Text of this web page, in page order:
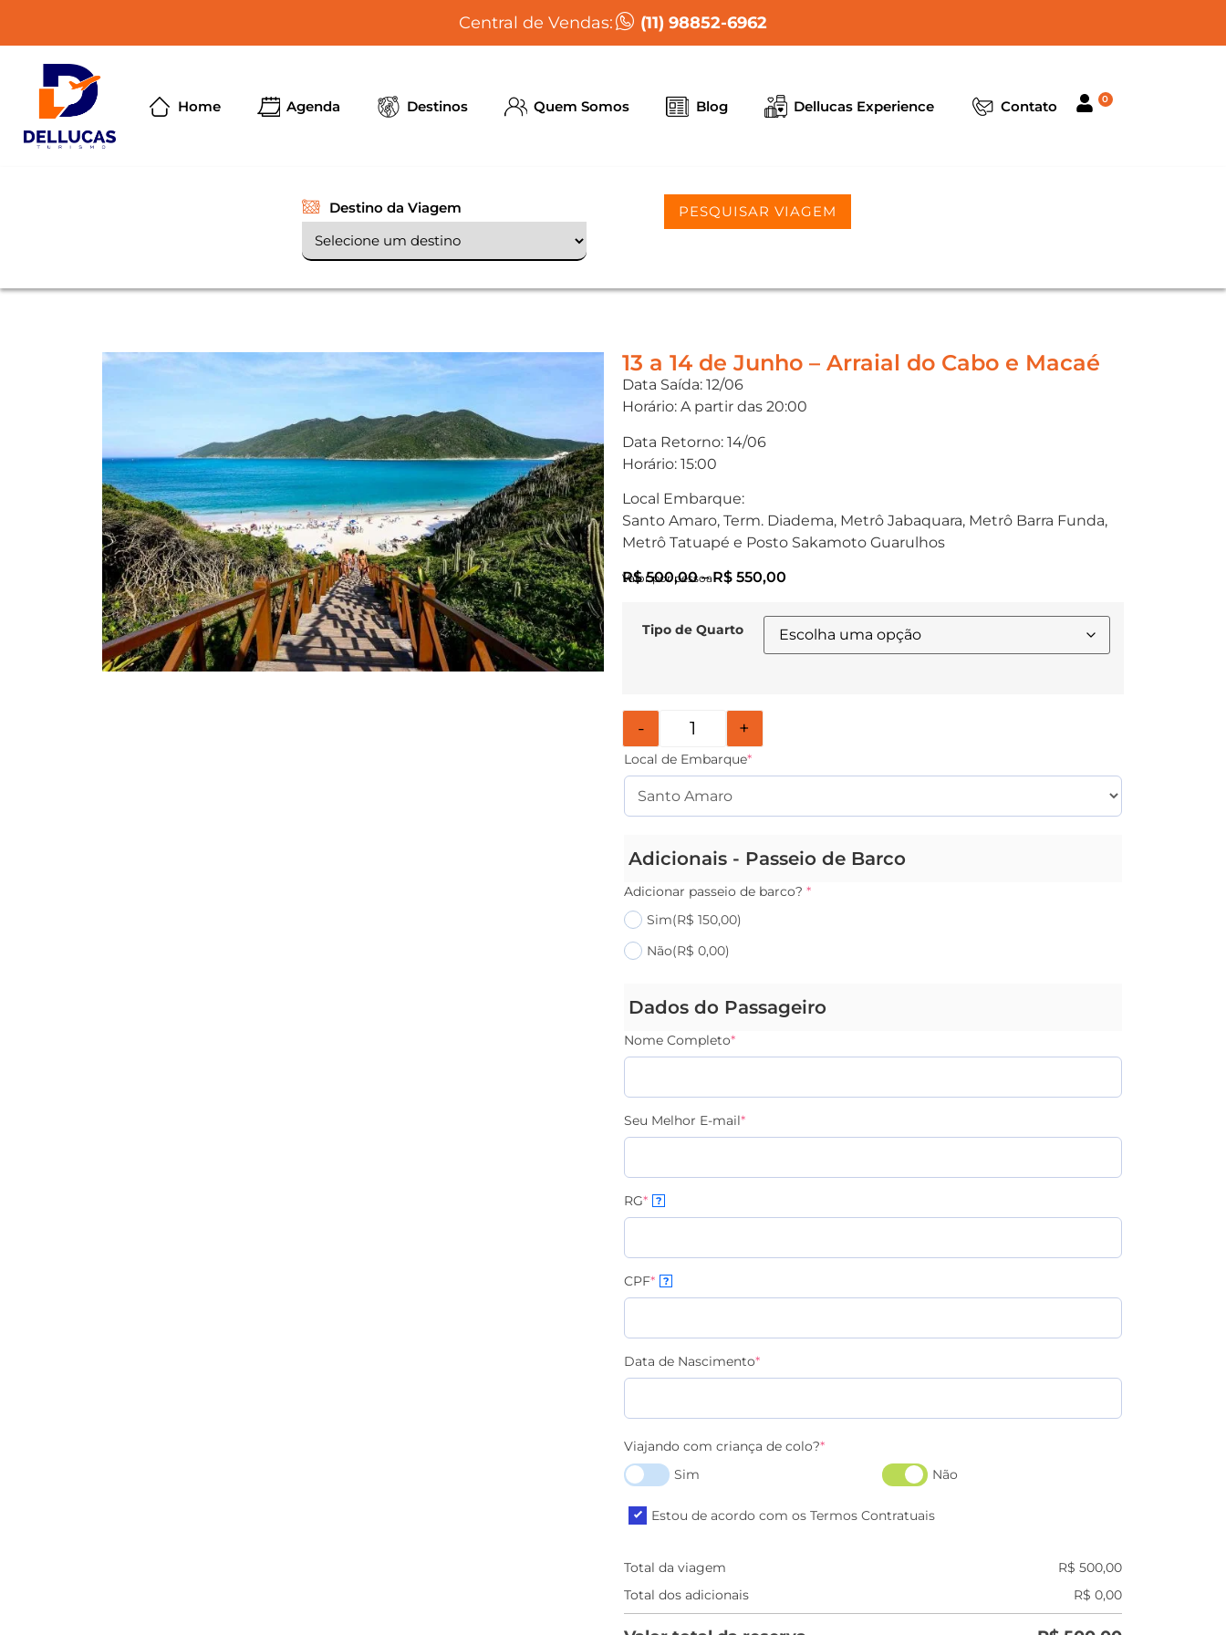
Central de Vendas: (11) 98852-6962
Home Agenda Destinos Quem Somos Blog Dellucas Experience Contato 0
Destino da Viagem PESQUISAR VIAGEM
13 a 14 de Junho – Arraial do Cabo e Macaé
Data Saída: 12/06
Horário: A partir das 20:00
Data Retorno: 14/06
Horário: 15:00
Local Embarque:
Santo Amaro, Term. Diadema, Metrô Jabaquara, Metrô Barra Funda,
Metrô Tatuapé e Posto Sakamoto Guarulhos
R$500,00 – R$ 550,00
Valor por pessoa
Tipo de Quarto
- +
Local de Embarque*
Adicionais - Passeio de Barco
Adicionar passeio de barco? *
Sim(R$ 150,00)
Não(R$ 0,00)
Dados do Passageiro
Nome Completo*
Seu Melhor E-mail*
RG* ?
CPF* ?
Data de Nascimento*
Viajando com criança de colo?*
Sim
Não
Estou de acordo com os Termos Contratuais
Total da viagem R$ 500,00
Total dos adicionais
R$ 0,00